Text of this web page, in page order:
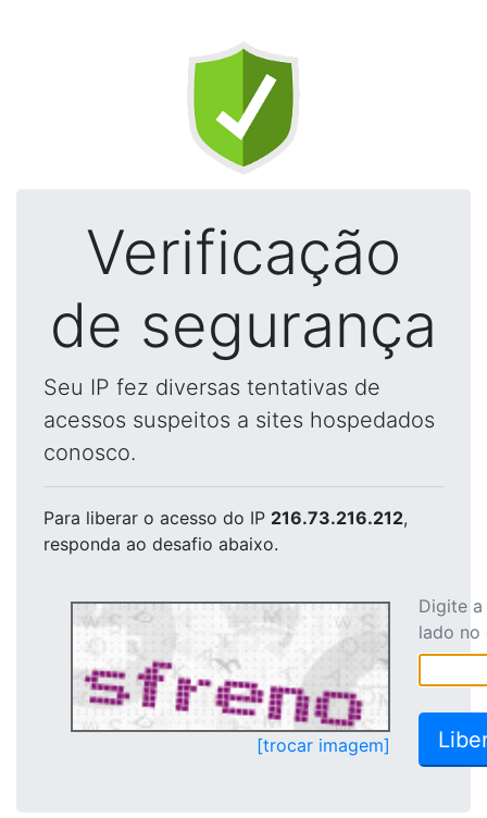
Verificação
de segurança
Seu IP fez diversas tentativas de
acessos suspeitos a sites hospedados
conosco.
Para liberar o acesso do IP 216.73.216.212,
responda ao desafio abaixo.
[trocar imagem]
Digite
lado no